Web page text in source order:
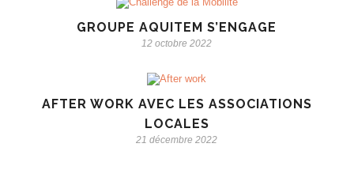
GROUPE AQUITEM S’ENGAGE
12 octobre 2022
AFTER WORK AVEC LES ASSOCIATIONS
LOCALES
21 décembre 2022